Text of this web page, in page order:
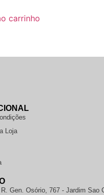
carrinho
Loja
Gen. Osório, 767 - Jardim Sao